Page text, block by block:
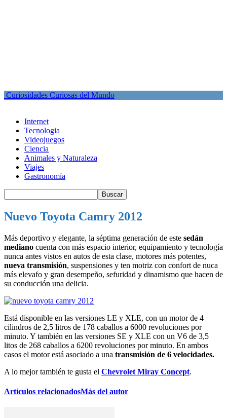
Curiosidades Curiosas del Mundo
Internet
Tecnologia
Videojuegos
Ciencia
Animales y Naturaleza
Viajes
Gastronomía
Nuevo Toyota Camry 2012
Más deportivo y elegante, la séptima generación de este sedán
mediano cuenta con más espacio interior, equipamiento y tecnología
nunca antes vistos en autos de esta clase, motores más potentes,
nueva transmisión, suspensiones y ten motriz con confort de nuca
más elevafo y gran desempeño, sefuridad y dinamismo que hacen de
su conducción una delicia.
Está disponible en las versiones LE y XLE, con un motor de 4
cilindros de 2,5 litros de 178 caballos a 6000 revoluciones por
minuto. Y también en las versiones SE y XLE con un V6 de 3,5
litos de 268 caballos a 6200 revoluciones por minuto. En ambos
casos el motor está asociado a una transmisión de 6 velocidades.
A lo mejor también te gusta el Chevrolet Miray Concept.
Artículos relacionadosMás del autor